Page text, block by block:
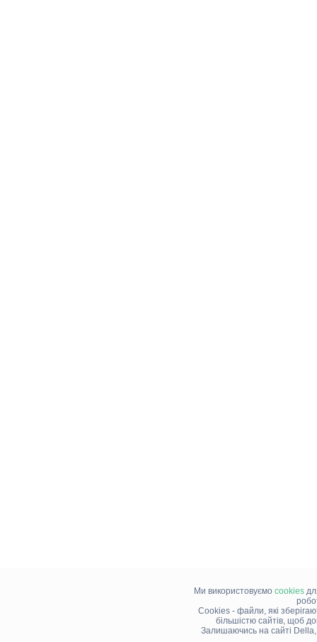
Ми використовуємо cookies
Cookies - файли, які
більшістю сайтів, щоб
Залишаючись на сайті